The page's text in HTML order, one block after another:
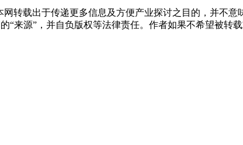
转载出于传递更多信息及方便产业探讨之目的，并不
来源”，并自负版权等法律责任。作者如果不希望被转